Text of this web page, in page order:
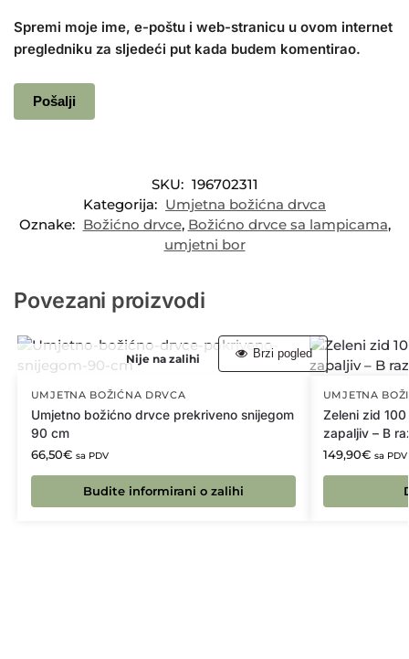
Spremi moje ime, e-poštu i web-stranicu u ovom internet
pregledniku za sljedeći put kada budem komentirao.
SKU: 196702311
Kategorija: Umjetna božićna drvca
Oznake: Božićno drvce, Božićno drvce sa lampicama,
umjetni bor
Povezani proizvodi
Nije na zalihi
UMJETNA BOŽIĆNA DRVCA
Umjetno božićno drvce prekriveno snijegom
90 cm
66,50€ sa PDV
Budite informirani o zalihi
Brzi pogled
UMJETNA
Zeleni zid
zapaljiv – B
149,90€ sa PDV